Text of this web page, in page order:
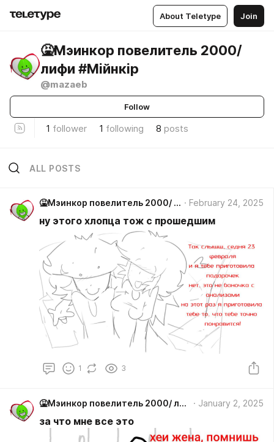
About Teletype Join
🤮Мэинкор повелитель 2000/
лифи #Мiйнкiр
@mazaeb
Follow
1 follower 1 following 8 posts
ALL POSTS
🤮Мэинкор повелитель 2000/ лифи #Мiйнкiр February 24, 2025
ну этого хлопца тож с прошедшим
1 3
🤮Мэинкор повелитель 2000/ лифи #Мiйнкiр January 2, 2025
за что мне все это